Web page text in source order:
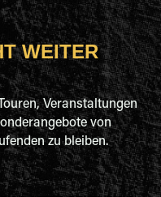
WEITER
Veranstaltungen
von
zu bleiben.